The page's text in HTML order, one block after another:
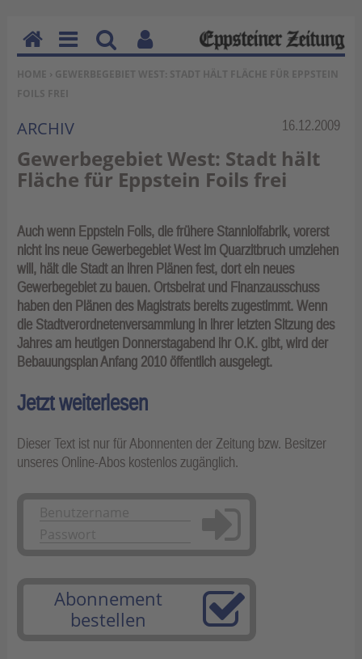
SIE BEFINDEN SICH HIER:
HOME › GEWERBEGEBIET WEST: STADT HÄLT FLÄCHE FÜR EPPSTEIN
FOILS FREI
Rubrik:
ARCHIV 16.12.2009
Gewerbegebiet West: Stadt hält
Fläche für Eppstein Foils frei
Auch wenn Eppstein Foils, die frühere Stanniolfabrik, vorerst
nicht ins neue Gewerbegebiet West im Quarzitbruch umziehen
will, hält die Stadt an ihren Plänen fest, dort ein neues
Gewerbegebiet zu bauen. Ortsbeirat und Finanzausschuss
haben den Plänen des Magistrats bereits zugestimmt. Wenn
die Stadtverordnetenversammlung in ihrer letzten Sitzung des
Jahres am heutigen Donnerstagabend ihr O.K. gibt, wird der
Bebauungsplan Anfang 2010 öffentlich ausgelegt.
Jetzt weiterlesen
Dieser Text ist nur für Abonnenten der Zeitung bzw. Besitzer
unseres Online-Abos kostenlos zugänglich.
Anmelden
Abonnement
bestellen
H
o
m
e
M
en
u
Su
ch
Be
nu
kti
on